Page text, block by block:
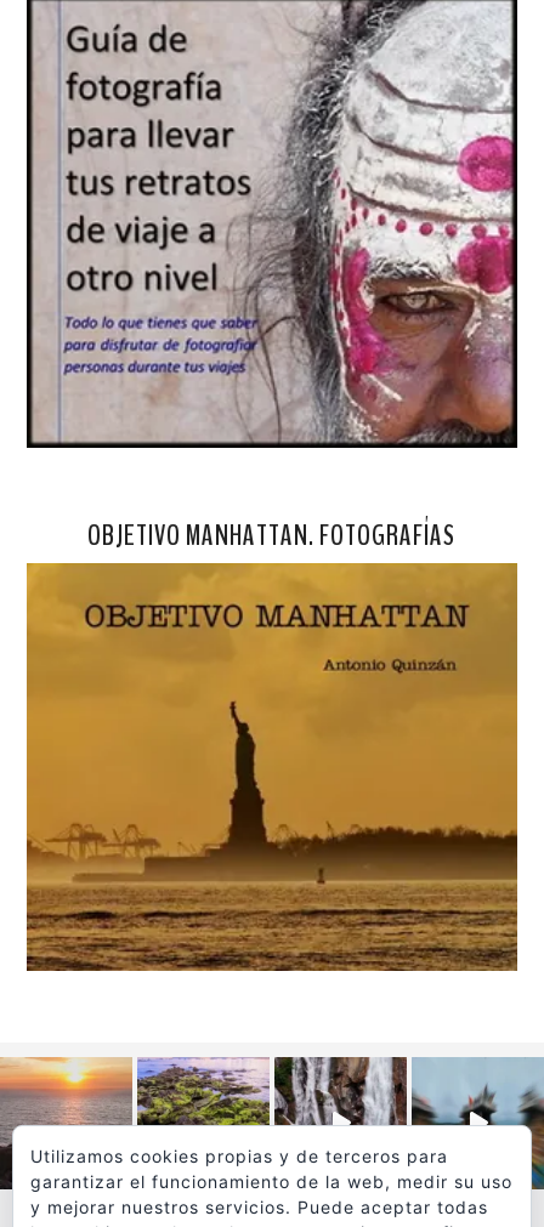
OBJETIVO MANHATTAN. FOTOGRAFÍAS
Utilizamos cookies propias y de terceros para
garantizar el funcionamiento de la web, medir su uso
y mejorar nuestros servicios. Puede aceptar todas